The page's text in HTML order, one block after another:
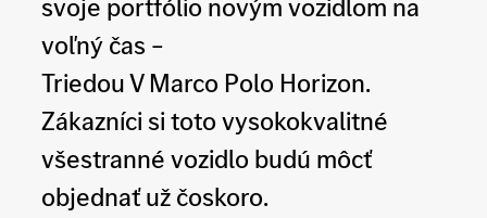
voľný čas –
Triedou V Marco Polo Horizon.
Zákazníci si toto vysokokvalitné
všestranné vozidlo budú môcť
objednať už čoskoro.